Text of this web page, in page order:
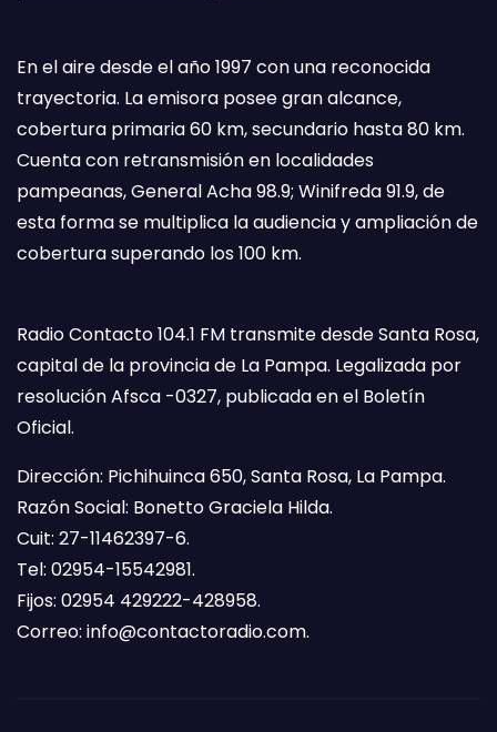
En el aire desde el año 1997 con una reconocida
trayectoria. La emisora posee gran alcance,
cobertura primaria 60 km, secundario hasta 80 km.
Cuenta con retransmisión en localidades
pampeanas, General Acha 98.9; Winifreda 91.9, de
esta forma se multiplica la audiencia y ampliación de
cobertura superando los 100 km.
Radio Contacto 104.1 FM transmite desde Santa Rosa,
capital de la provincia de La Pampa. Legalizada por
resolución Afsca -0327, publicada en el Boletín
Oficial.
Dirección: Pichihuinca 650, Santa Rosa, La Pampa.
Razón Social: Bonetto Graciela Hilda.
Cuit: 27-11462397-6.
Tel: 02954-15542981.
Fijos: 02954 429222-428958.
Correo: info@contactoradio.com.